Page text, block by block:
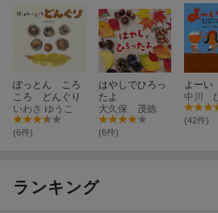
ぽっとん ころ
ころ どんぐり
いわさ ゆうこ
(6件)
はやしでひろっ
たよ
大久保 茂徳
(6件)
よー
中川
(42件)
ランキング